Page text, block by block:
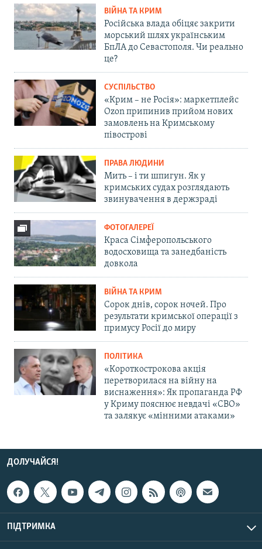
ВІЙНА ТА КРИМ
Російська влада обіцяє закрити
морський шлях українським
БпЛА до Севастополя. Чи реально
це?
СУСПІЛЬСТВО
«Крим – не Росія»: маркетплейс
Ozon припинив прийом нових
замовлень на Кримському
півострові
ПРАВА ЛЮДИНИ
Мить – і ти шпигун. Як у
кримських судах розглядають
звинувачення в держзраді
ФОТОГАЛЕРЕЇ
Краса Сімферопольського
водосховища та занедбаність
довкола
ВІЙНА ТА КРИМ
Сорок днів, сорок ночей. Про
результати кримської операції з
примусу Росії до миру
ПОЛІТИКА
«Короткострокова акція
перетворилася на війну на
виснаження»: Як пропаганда РФ
у Криму пояснює невдачі «СВО»
та залякує «мінними атаками»
ДОЛУЧАЙСЯ!
ПІДТРИМКА